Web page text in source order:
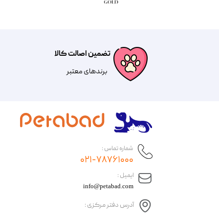
تضمین اصالت کالا
​​برندهای معتبر​​​​​​​
​ایمیل :
آدرس دفتر مرکزی :
info@petabad.com
شماره تماس :
۰۲۱-۷۸۷۶۱۰۰۰